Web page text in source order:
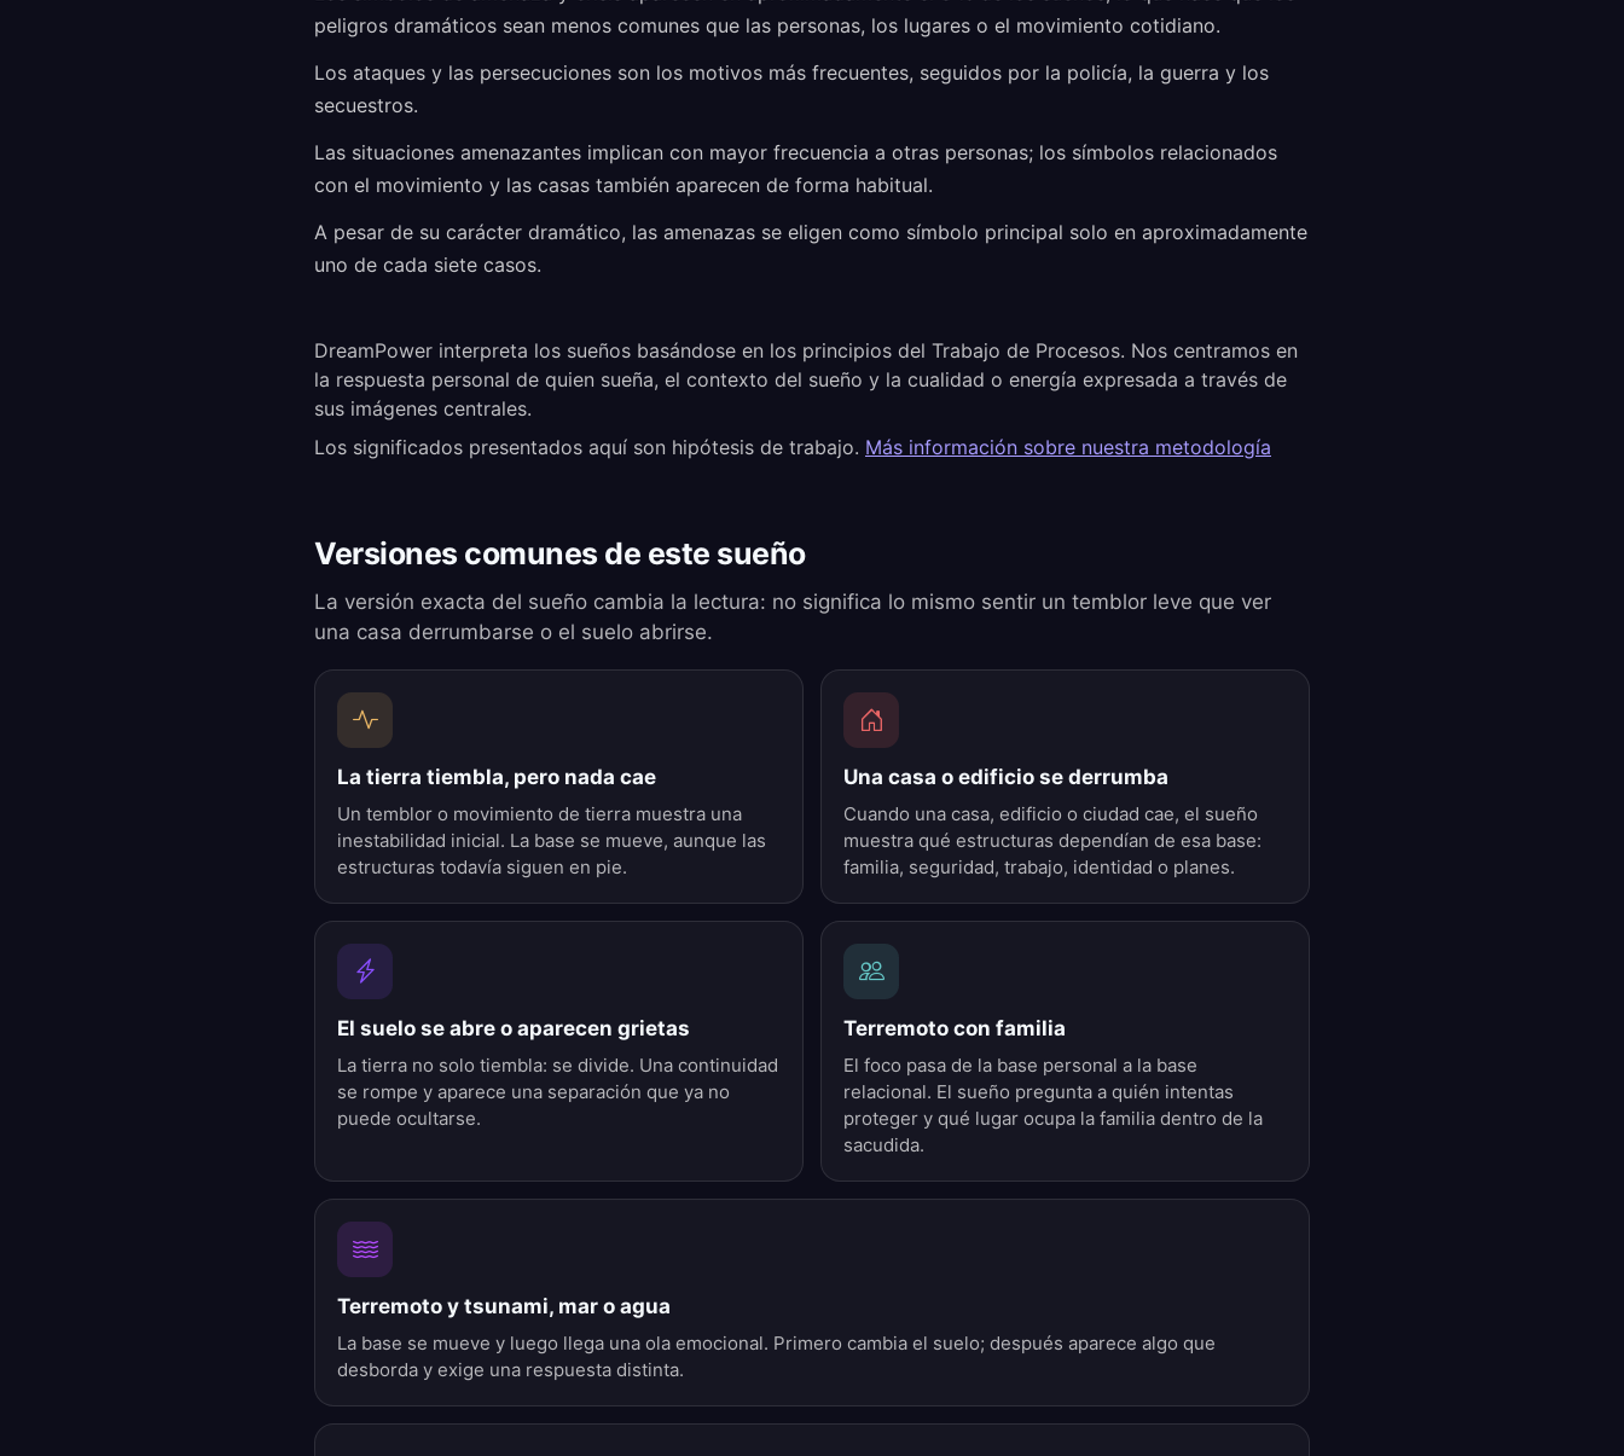
peligros dramáticos sean menos comunes que las personas, los lugares o el movimiento cotidiano.
Los ataques y las persecuciones son los motivos más frecuentes, seguidos por la policía, la guerra y los
secuestros.
Las situaciones amenazantes implican con mayor frecuencia a otras personas; los símbolos relacionados
con el movimiento y las casas también aparecen de forma habitual.
A pesar de su carácter dramático, las amenazas se eligen como símbolo principal solo en aproximadamente
uno de cada siete casos.
DreamPower interpreta los sueños basándose en los principios del Trabajo de Procesos. Nos centramos en
la respuesta personal de quien sueña, el contexto del sueño y la cualidad o energía expresada a través de
sus imágenes centrales.
Los significados presentados aquí son hipótesis de trabajo. Más información sobre nuestra metodología
Versiones comunes de este sueño
La versión exacta del sueño cambia la lectura: no significa lo mismo sentir un temblor leve que ver
una casa derrumbarse o el suelo abrirse.
La tierra tiembla, pero nada cae
Un temblor o movimiento de tierra muestra una
inestabilidad inicial. La base se mueve, aunque las
estructuras todavía siguen en pie.
Una casa o edificio se derrumba
Cuando una casa, edificio o ciudad cae, el sueño
muestra qué estructuras dependían de esa base:
familia, seguridad, trabajo, identidad o planes.
El suelo se abre o aparecen grietas
La tierra no solo tiembla: se divide. Una continuidad
se rompe y aparece una separación que ya no
puede ocultarse.
Terremoto con familia
El foco pasa de la base personal a la base
relacional. El sueño pregunta a quién intentas
proteger y qué lugar ocupa la familia dentro de la
sacudida.
Terremoto y tsunami, mar o agua
La base se mueve y luego llega una ola emocional. Primero cambia el suelo; después aparece algo que
desborda y exige una respuesta distinta.